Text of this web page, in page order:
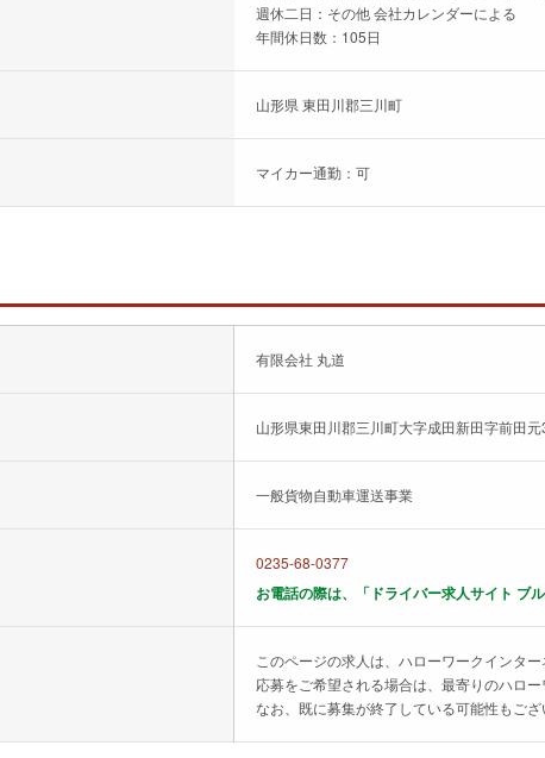
週休二日：その他 会社カレンダーによる
年間休日数：105日
山形県 東田川郡三川町
マイカー通勤：可
有限会社 丸道
山形県東田川郡三川町大字成田新田字前田
一般貨物自動車運送事業
0235-68-0377
お電話の際は、「ドライバー求人サイト ブ
このページの求人は、ハローワークインタ
応募をご希望される場合は、最寄りのハロー
なお、既に募集が終了している可能性もござ